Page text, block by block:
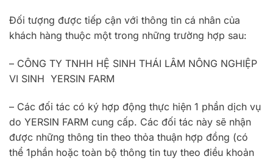
Đối tượng được tiếp cận với thông tin cá nhân của
khách hàng thuộc một trong những trường hợp sau:
– CÔNG TY TNHH HỆ SINH THÁI LÂM NÔNG NGHIỆP
VI SINH YERSIN FARM
– Các đối tác có ký hợp động thực hiện 1 phần dịch vụ
do YERSIN FARM cung cấp. Các đối tác này sẽ nhận
được những thông tin theo thỏa thuận hợp đồng (có
thể 1phần hoặc toàn bộ thông tin tuy theo điều khoản